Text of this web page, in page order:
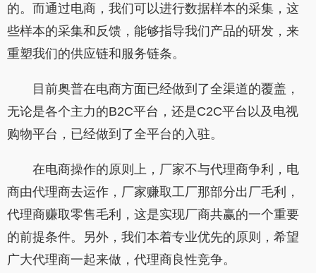
的。而通过电商，我们可以进行数据样本的采集，这
些样本的采集和反馈，能够指导我们产品的研发，来
重塑我们的供应链和服务链条。
目前奥普在电商方面已经做到了全渠道的覆盖，
无论是各个主力的B2C平台，还是C2C平台以及电视
购物平台，已经做到了全平台的入驻。
在电商操作的原则上，厂家不与代理商争利，电
商由代理商去运作，厂家赚取工厂那部分出厂毛利，
代理商赚取零售毛利，这是实现厂商共赢的一个重要
的前提条件。另外，我们本着专业优先的原则，希望
广大代理商一起来做，代理商良性竞争。